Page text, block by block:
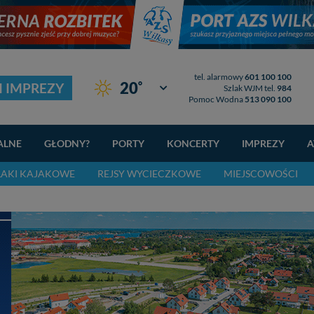
IMPREZY 20° Giżycko
tel. alarmowy601 100 100
Szlak WJM tel. 984
Pomoc Wodna 513 090 100
GŁODNY? PORTY KONCERTY IMPREZY
KAJAKOWE REJSY WYCIECZKOWE MIEJSCOWOŚCI